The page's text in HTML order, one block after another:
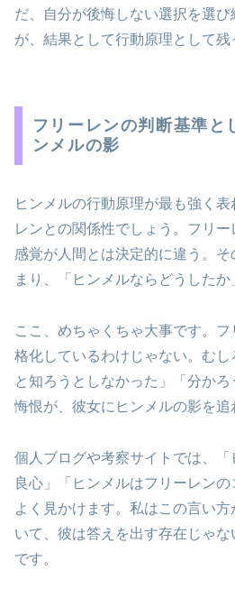
だ、自分が後悔しない選択を選
が、結果として行動原理として残
フリーレンの判断基準と
ンメルの影
ヒンメルの行動原理が最も強く
レンとの関係性でしょう。フリ
感覚が人間とは決定的に違う。
まり、「ヒンメルならどうしたか
ここ、めちゃくちゃ大事です。
格化しているわけじゃない。む
と知ろうとしなかった」「分か
悔恨が、彼女にヒンメルの影を追
個人ブログや考察サイトでは、
良心」「ヒンメルはフリーレン
よく見かけます。私はこの言い
いて、彼は答えを出す存在じゃな
です。